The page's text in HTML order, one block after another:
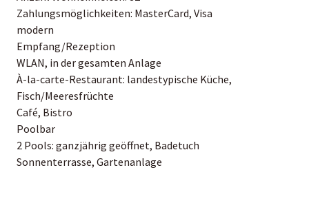
Zahlungsmöglichkeiten: MasterCard, Visa
modern
Empfang/Rezeption
WLAN, in der gesamten Anlage
À-la-carte-Restaurant: landestypische Küche,
Fisch/Meeresfrüchte
Café, Bistro
Poolbar
2 Pools: ganzjährig geöffnet, Badetuch
Sonnenterrasse, Gartenanlage